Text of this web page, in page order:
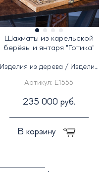
Шахматы из карельской
берёзы и янтаря "Готика"
Изделия из дерева / Изделия
Артикул: E1555
235 000 руб.
В корзину